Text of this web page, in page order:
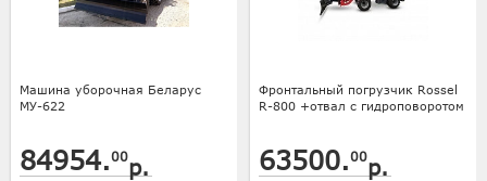
Машина уборочная Беларус
МУ-622
84954.00р.
Фронтальный погрузчик Rossel
R-800 +отвал с гидроповоротом
63500.00р.